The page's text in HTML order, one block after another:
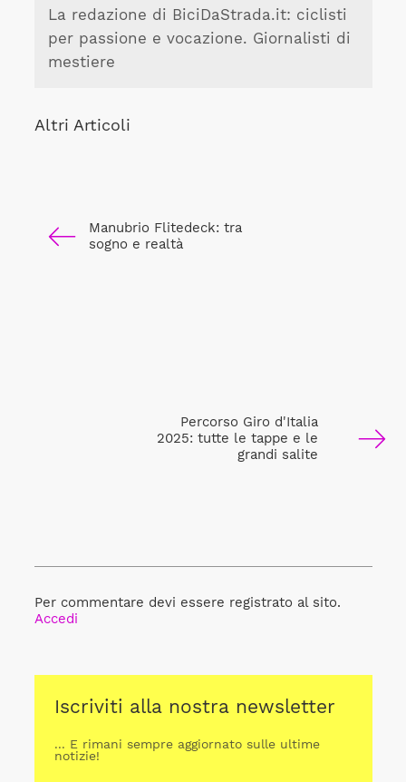
La redazione di BiciDaStrada.it: ciclisti
per passione e vocazione. Giornalisti di
mestiere
Altri Articoli
Manubrio Flitedeck: tra
sogno e realtà
Percorso Giro d'Italia
2025: tutte le tappe e le
grandi salite
Per commentare devi essere registrato al sito.
Accedi
Iscriviti alla nostra newsletter
... E rimani sempre aggiornato sulle ultime
notizie!